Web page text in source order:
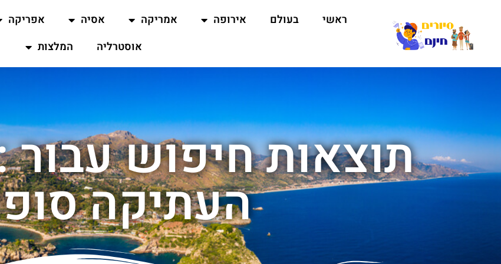
ראשי בעולם אירופה אמריקה אסיה אפריקה
אוסטרליה
המלצות
תוצאות חיפוש עבור
העתיקה